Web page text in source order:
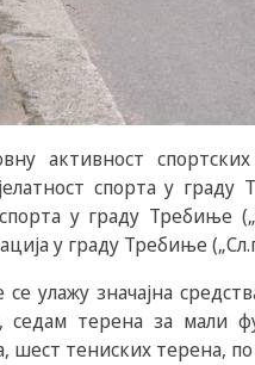
активност
спорта у
спорта у граду Требиње
у граду Требиње
се улажу значајна
седам терена за мали
шест тениских терена,